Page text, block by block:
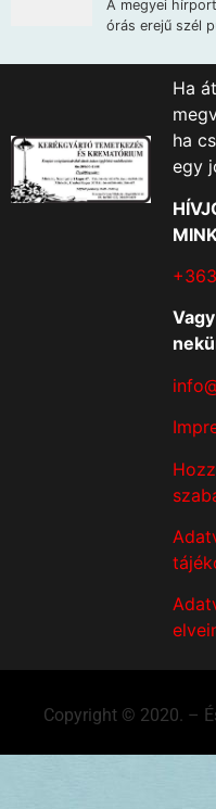
Ha
ha
egy
Copyright © 2020. –